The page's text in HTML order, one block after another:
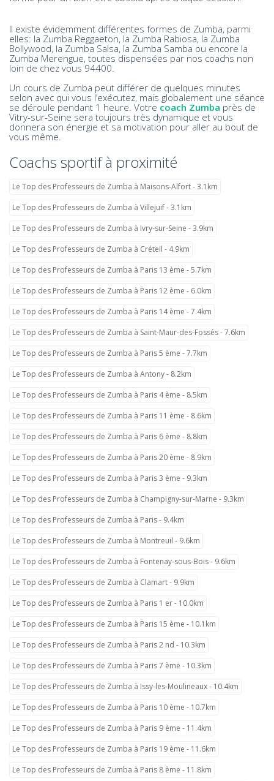
Il existe évidemment différentes formes de Zumba, parmi
elles: la Zumba Reggaeton, la Zumba Rabiosa, la Zumba
Bollywood, la Zumba Salsa, la Zumba Samba ou encore la
Zumba Merengue, toutes dispensées par nos coachs non
loin de chez vous 94400.
Un cours de Zumba peut différer de quelques minutes
selon avec qui vous l’exécutez, mais globalement une séance
se déroule pendant 1 heure. Votre coach Zumba près de
Vitry-sur-Seine sera toujours très dynamique et vous
donnera son énergie et sa motivation pour aller au bout de
vous même.
Coachs sportif à proximité
Le Top des Professeurs de Zumba à Maisons-Alfort - 3.1km
Le Top des Professeurs de Zumba à Villejuif - 3.1km
Le Top des Professeurs de Zumba à Ivry-sur-Seine - 3.9km
Le Top des Professeurs de Zumba à Créteil - 4.9km
Le Top des Professeurs de Zumba à Paris 13 ème - 5.7km
Le Top des Professeurs de Zumba à Paris 12 ème - 6.0km
Le Top des Professeurs de Zumba à Paris 14 ème - 7.4km
Le Top des Professeurs de Zumba à Saint-Maur-des-Fossés - 7.6km
Le Top des Professeurs de Zumba à Paris 5 ème - 7.7km
Le Top des Professeurs de Zumba à Antony - 8.2km
Le Top des Professeurs de Zumba à Paris 4 ème - 8.5km
Le Top des Professeurs de Zumba à Paris 11 ème - 8.6km
Le Top des Professeurs de Zumba à Paris 6 ème - 8.8km
Le Top des Professeurs de Zumba à Paris 20 ème - 8.9km
Le Top des Professeurs de Zumba à Paris 3 ème - 9.3km
Le Top des Professeurs de Zumba à Champigny-sur-Marne - 9.3km
Le Top des Professeurs de Zumba à Paris - 9.4km
Le Top des Professeurs de Zumba à Montreuil - 9.6km
Le Top des Professeurs de Zumba à Fontenay-sous-Bois - 9.6km
Le Top des Professeurs de Zumba à Clamart - 9.9km
Le Top des Professeurs de Zumba à Paris 1 er - 10.0km
Le Top des Professeurs de Zumba à Paris 15 ème - 10.1km
Le Top des Professeurs de Zumba à Paris 2 nd - 10.3km
Le Top des Professeurs de Zumba à Paris 7 ème - 10.3km
Le Top des Professeurs de Zumba à Issy-les-Moulineaux - 10.4km
Le Top des Professeurs de Zumba à Paris 10 ème - 10.7km
Le Top des Professeurs de Zumba à Paris 9 ème - 11.4km
Le Top des Professeurs de Zumba à Paris 19 ème - 11.6km
Le Top des Professeurs de Zumba à Paris 8 ème - 11.8km